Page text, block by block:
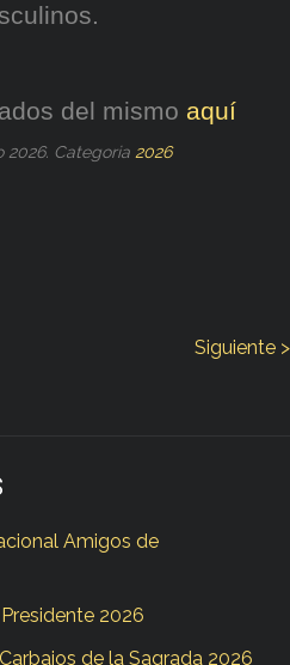
del mismo aquí
2026. Categoria 2026
Siguiente >
Amigos de
2026
de la Sagrada 2026